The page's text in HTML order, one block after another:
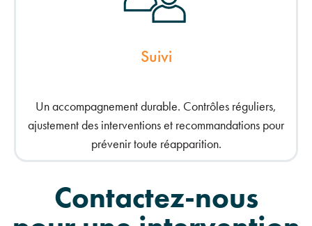
Suivi
Un accompagnement durable. Contrôles réguliers,
ajustement des interventions et recommandations pour
prévenir toute réapparition.
Contactez-nous